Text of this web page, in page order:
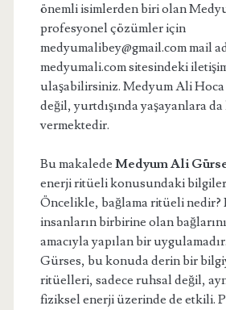
önemli isimlerden biri olan
profesyonel çözümler için
medyumalibey@gmail.commail
medyumali.com sitesindeki
ulaşabilirsiniz. Medyum Ali
değil, yurtdışında yaşayanlara
vermektedir.
Bu makalede Medyum Ali
enerji ritüeli konusundaki
Öncelikle, bağlama ritüeli nedir?
insanların birbirine olan
amacıyla yapılan bir
Gürses, bu konuda derin bir
ritüelleri, sadece ruhsal değil,
fiziksel enerji üzerinde de etkili.